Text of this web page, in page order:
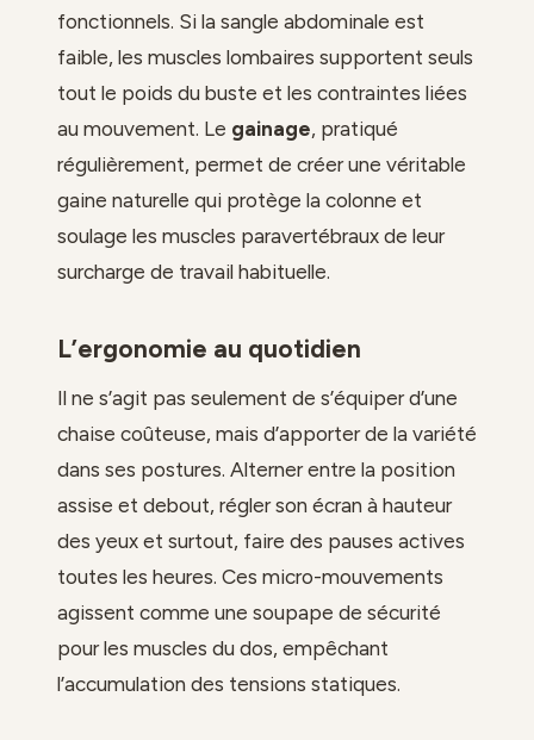
fonctionnels. Si la sangle abdominale est
faible, les muscles lombaires supportent seuls
tout le poids du buste et les contraintes liées
au mouvement. Le gainage, pratiqué
régulièrement, permet de créer une véritable
gaine naturelle qui protège la colonne et
soulage les muscles paravertébraux de leur
surcharge de travail habituelle.
L’ergonomie au quotidien
Il ne s’agit pas seulement de s’équiper d’une
chaise coûteuse, mais d’apporter de la variété
dans ses postures. Alterner entre la position
assise et debout, régler son écran à hauteur
des yeux et surtout, faire des pauses actives
toutes les heures. Ces micro-mouvements
agissent comme une soupape de sécurité
pour les muscles du dos, empêchant
l’accumulation des tensions statiques.